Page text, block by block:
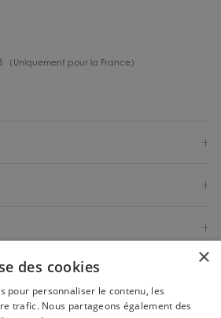
（Uniquement pour la France）
×
des cookies
pour personnaliser le contenu, les
trafic. Nous partageons également des